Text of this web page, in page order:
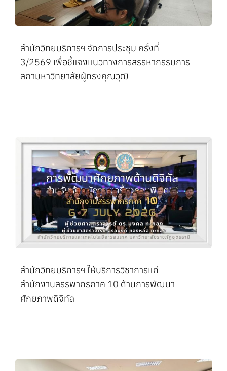
สำนักวิทยบริการฯ จัดการประชุม ครั้งที่
3/2569 เพื่อชี้แจงแนวทางการสรรหากรรมการ
สภามหาวิทยาลัยผู้ทรงคุณวุฒิ
สำนักวิทยบริการฯ ให้บริการวิชาการแก่
สำนักงานสรรพากรภาค 10 ด้านการพัฒนา
ศักยภาพดิจิทัล